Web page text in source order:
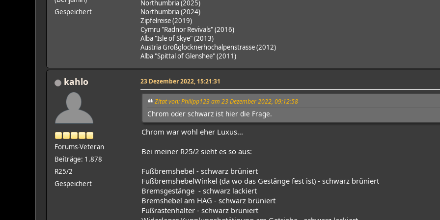
Gespeichert
Northumbria (2025)
Northumbria (2024)
Zipfelreise (2019)
Cymru "Radnor Revivals" (2016)
Alba "Isle of Skye" (2013)
Austria Großglocknerhochalpenstrasse (2012)
Alba "Spittal of Glenshee" (2011)
kahlo
Forums-Veteran
Beiträge: 1.878
R25/2
Gespeichert
23 Dezember 2022, 15:21:31
Zitat von: Philipp123 am 23 Dezember 2022, 09:12:58
Chrom oder schwarz ist hier die Frage.
Chrom war wohl eher Luxus...
Bei meiner R25/2 sieht es so aus:
Fußbremshebel - schwarz brüniert
FußbremshebelWinkel (da wo das Gestänge fest ist) - schwarz brüniert
Bremsgestänge - schwarz lackiert
Bremshebel am HAG - schwarz brüniert
Fußrastenhalter - schwarz brüniert